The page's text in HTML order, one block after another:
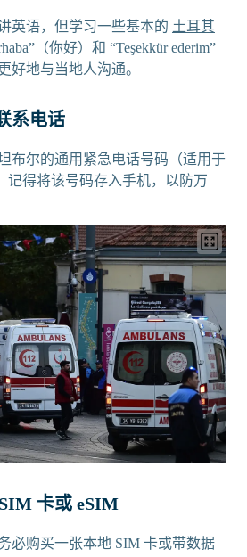
英语，但学习一些基本的 土耳其
（你好）和 “Teşekkür ederim”
好地与当地人沟通。
系电话
布尔的通用紧急电话号码（适用于
记得将该号码存入手机，以防万
卡或 eSIM
必购买一张本地 SIM 卡或带数据